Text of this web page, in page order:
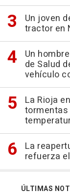
Un joven
tractor en
Un
de Salud
vehículo
La Rioja
tormentas
La
refuerza
ÚLTIMAS